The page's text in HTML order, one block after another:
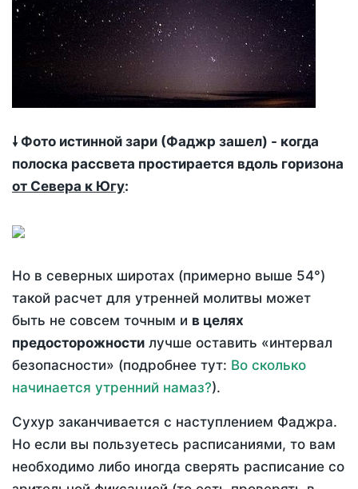
🠗 Фото истинной зари (Фаджр зашел) - когда
полоска рассвета простирается вдоль горизона
от Севера к Югу:
Но в северных широтах (примерно выше 54°)
такой расчет для утренней молитвы может
быть не совсем точным и в целях
предосторожности лучше оставить «интервал
безопасности» (подробнее тут: Во сколько
начинается утренний намаз?).
Сухур заканчивается с наступлением Фаджра.
Но если вы пользуетесь расписаниями, то вам
необходимо либо иногда сверять расписание со